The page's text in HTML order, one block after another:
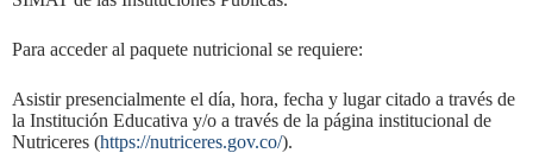
Para acceder al paquete nutricional se requiere:
Asistir presencialmente el día, hora, fecha y lugar citado a través de
la Institución Educativa y/o a través de la página institucional de
Nutriceres (https://nutriceres.gov.co/).